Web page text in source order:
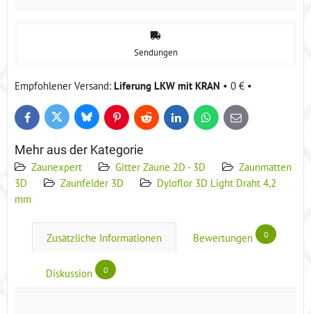
Sendungen
Liferung LKW mit KRAN • 0 € •
FacebookTwitter BlueskyPinterestReddit LinkedInWhatsApp
E-
mail
Mehr aus der Kategorie
Zaunexpert Gitter Zäune 2D - 3D
Zaunmatten
3D
Zaunfelder 3D
Dyloflor 3D Light Draht 4,2
mm
Zusätzliche Informationen Bewertungen 0
Diskussion 0